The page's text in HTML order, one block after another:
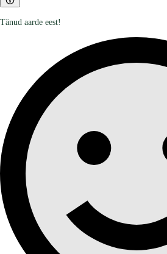
Tänud aarde eest!